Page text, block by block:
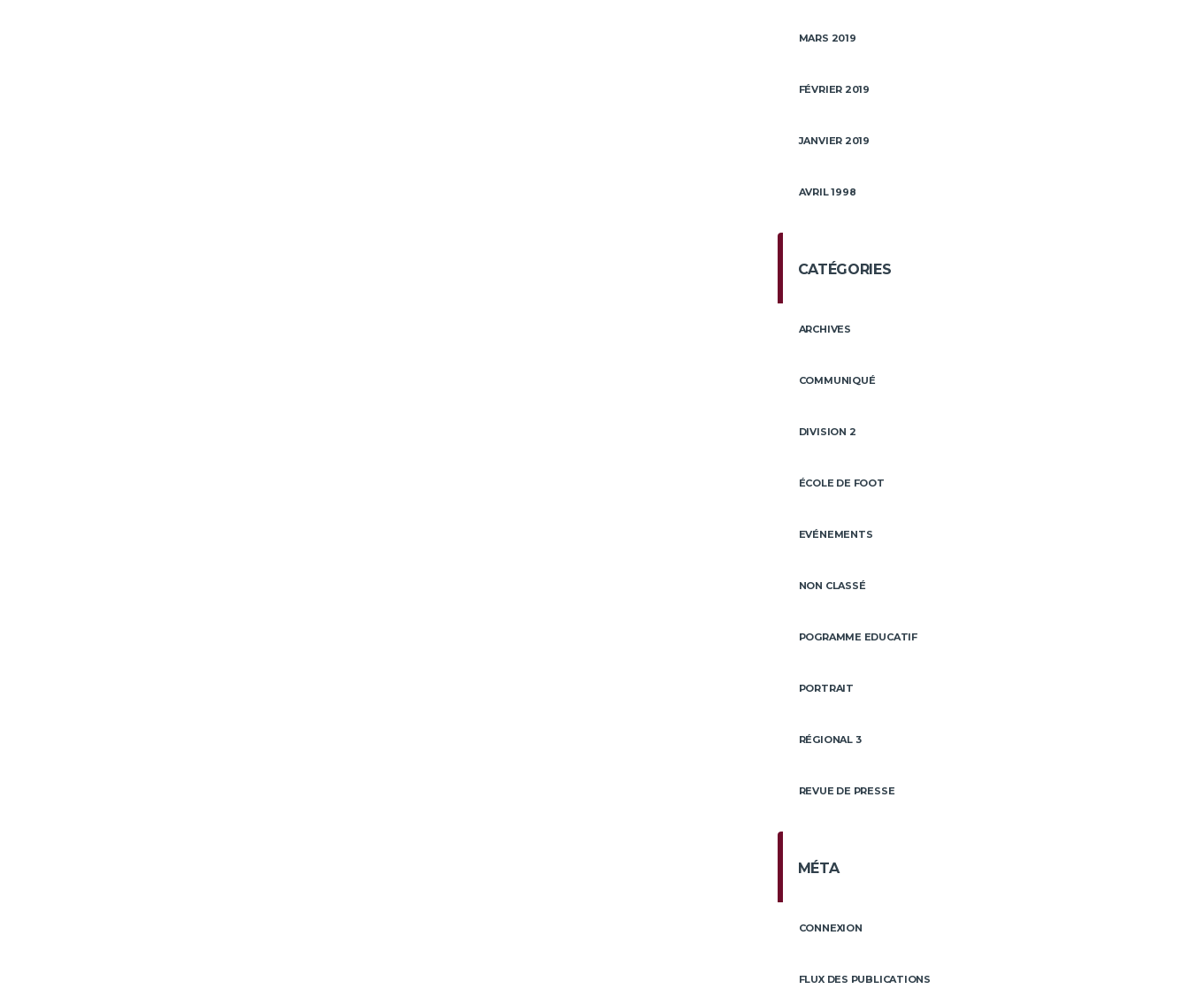
MARS 2019
FÉVRIER 2019
JANVIER 2019
AVRIL 1998
CATÉGORIES
ARCHIVES
COMMUNIQUÉ
DIVISION 2
ÉCOLE DE FOOT
EVÉNEMENTS
NON CLASSÉ
POGRAMME EDUCATIF
PORTRAIT
RÉGIONAL 3
REVUE DE PRESSE
MÉTA
CONNEXION
FLUX DES PUBLICATIONS